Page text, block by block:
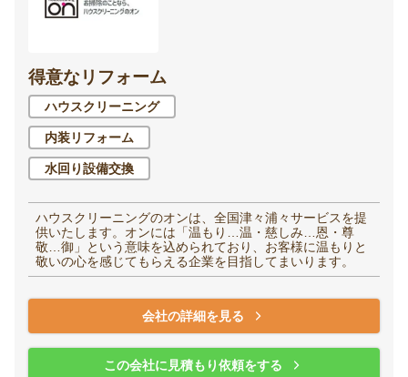
得意なリフォーム
ハウスクリーニング
内装リフォーム
水回り設備交換
ハウスクリーニングのオンは、全国津々浦々サービスを提
供いたします。オンには「温もり…温・慈しみ…恩・尊
敬…御」という意味を込められており、お客様に温もりと
敬いの心を感じてもらえる企業を目指してまいります。
会社の詳細を見る
この会社に見積もり依頼をする